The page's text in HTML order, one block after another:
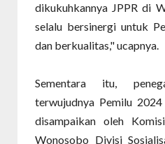
dikukuhkannya JPPR di
selalu bersinergi untuk
dan berkualitas," ucapnya.
Sementara itu,
terwujudnya Pemilu
disampaikan oleh
Wonosobo Divisi